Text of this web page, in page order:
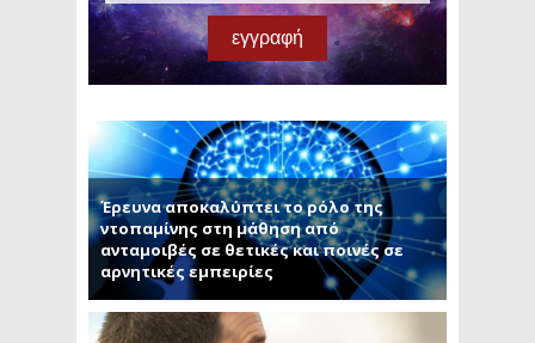
Έρευνα αποκαλύπτει το ρόλο της
ντοπαμίνης στη μάθηση από
ανταμοιβές σε θετικές και ποινές σε
αρνητικές εμπειρίες